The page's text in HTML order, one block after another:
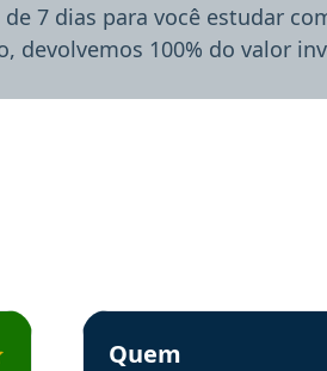
7 dias para você estudar
devolvemos 100% do valor
Concursos em depoimento
Estudante Sergio recomenda
Quem